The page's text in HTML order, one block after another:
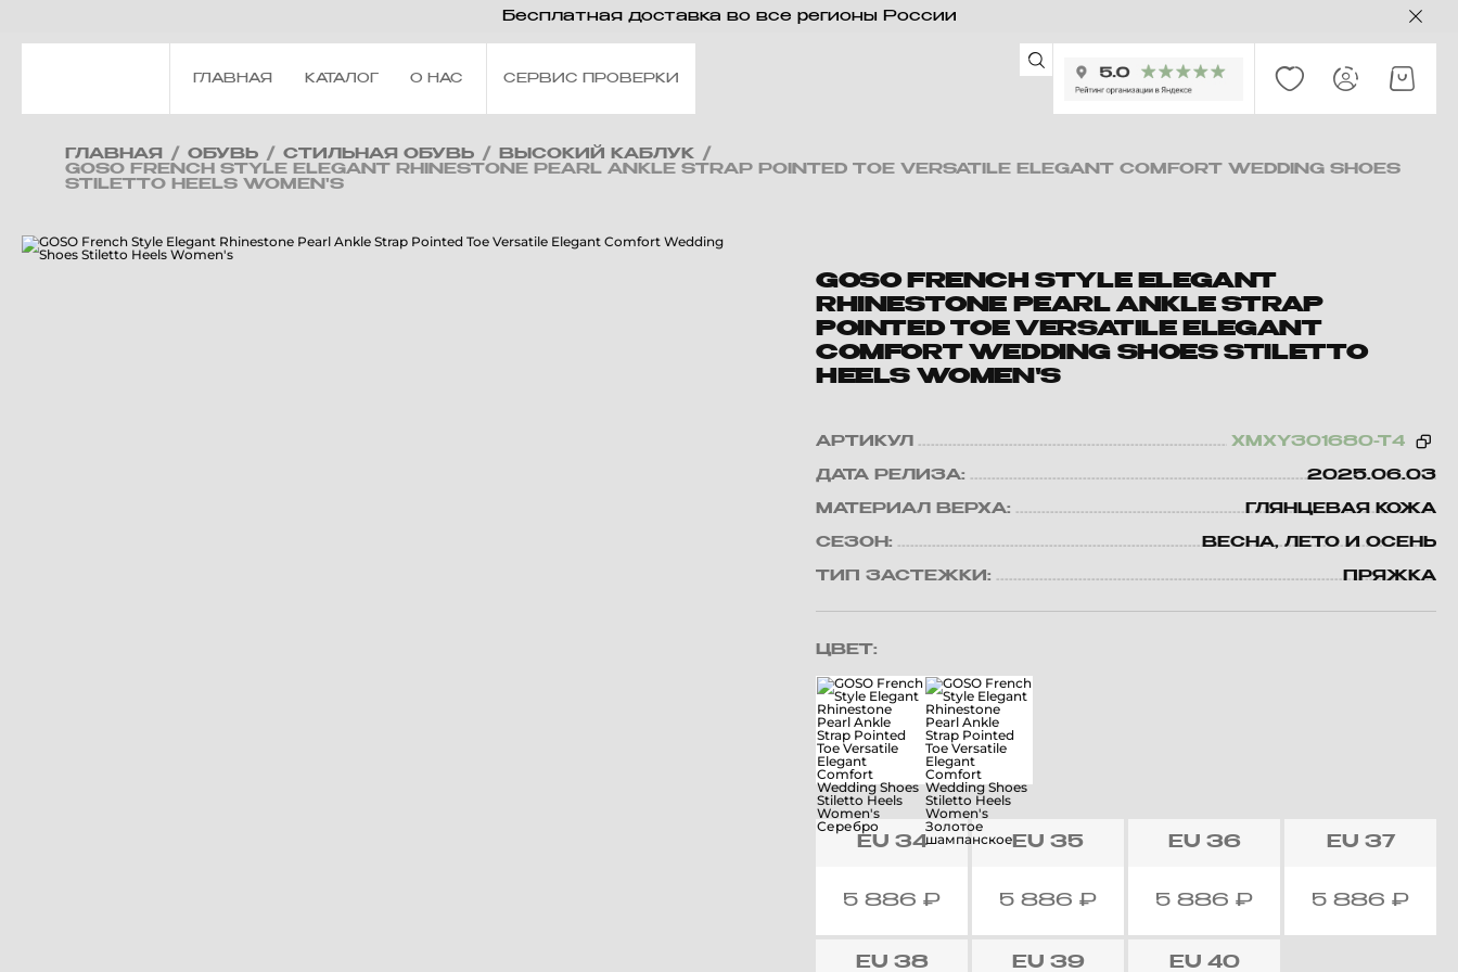
Бесплатная доставка во все регионы России
ГЛАВНАЯ КАТАЛОГ О НАС СЕРВИС ПРОВЕРКИ
ГЛАВНАЯ / ОБУВЬ / СТИЛЬНАЯ ОБУВЬ / ВЫСОКИЙ КАБЛУК /
GOSO FRENCH STYLE ELEGANT RHINESTONE PEARL ANKLE STRAP POINTED TOE VERSATILE ELEGANT COMFORT WEDDING SHOES
STILETTO HEELS WOMEN'S
GOSO FRENCH STYLE ELEGANT
RHINESTONE PEARL ANKLE STRAP
POINTED TOE VERSATILE ELEGANT
COMFORT WEDDING SHOES STILETTO
HEELS WOMEN'S
АРТИКУЛ XMXY301680-T4
ДАТА РЕЛИЗА: 2025.06.03
МАТЕРИАЛ ВЕРХА: ГЛЯНЦЕВАЯ КОЖА
СЕЗОН: ВЕСНА, ЛЕТО И ОСЕНЬ
ТИП ЗАСТЕЖКИ: ПРЯЖКА
ЦВЕТ:
EU 34
5 886₽
EU 35
5 886₽
EU 36
5 886₽
EU 37
5 886 ₽
EU 38 EU 39 EU 40